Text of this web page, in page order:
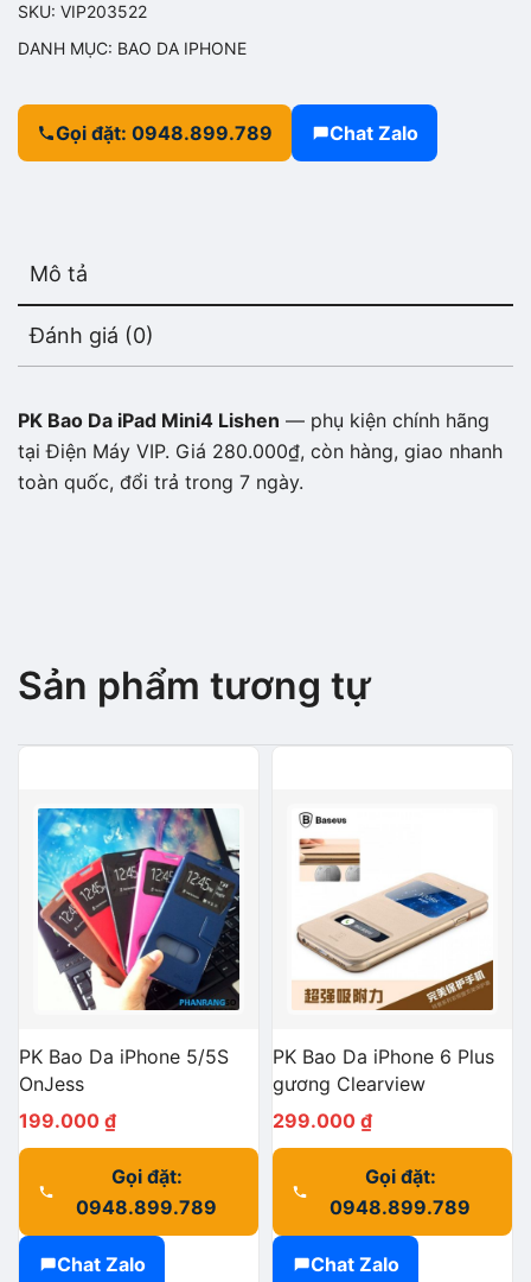
SKU: VIP203522
DANH MỤC: BAO DA IPHONE
Gọi đặt: 0948.899.789 Chat Zalo
Mô tả
Đánh giá (0)
PK Bao Da iPad Mini4 Lishen — phụ kiện chính hãng
tại Điện Máy VIP. Giá 280.000₫, còn hàng, giao nhanh
toàn quốc, đổi trả trong 7 ngày.
Sản phẩm tương tự
PK Bao Da iPhone 5/5S
OnJess
199.000 ₫
Gọi đặt:
0948.899.789
Chat Zalo
PK Bao Da iPhone 6 Plus
gương Clearview
299.000 ₫
Gọi đặt:
0948.899.789
Chat Zalo